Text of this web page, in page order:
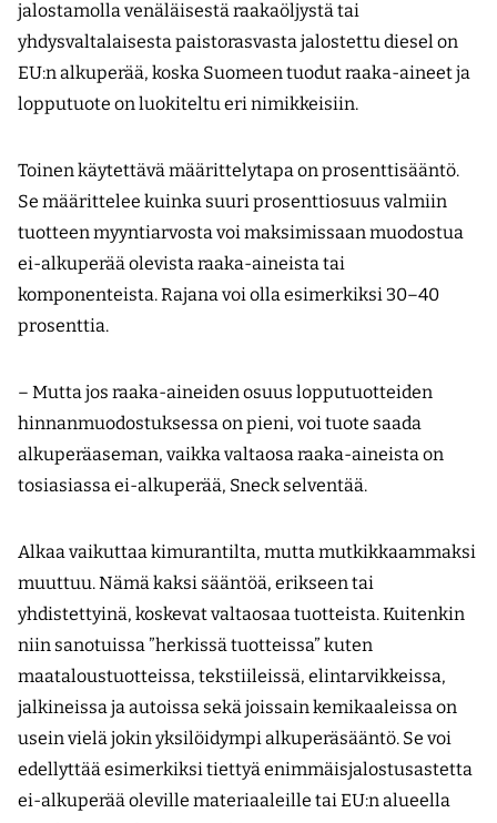
jalostamolla venäläisestä raakaöljystä tai
yhdysvaltalaisesta paistorasvasta jalostettu diesel on
EU:n alkuperää, koska Suomeen tuodut raaka-aineet ja
lopputuote on luokiteltu eri nimikkeisiin.
Toinen käytettävä määrittelytapa on prosenttisääntö.
Se määrittelee kuinka suuri prosenttiosuus valmiin
tuotteen myyntiarvosta voi maksimissaan muodostua
ei-alkuperää olevista raaka-aineista tai
komponenteista. Rajana voi olla esimerkiksi 30–40
prosenttia.
– Mutta jos raaka-aineiden osuus lopputuotteiden
hinnanmuodostuksessa on pieni, voi tuote saada
alkuperäaseman, vaikka valtaosa raaka-aineista on
tosiasiassa ei-alkuperää, Sneck selventää.
Alkaa vaikuttaa kimurantilta, mutta mutkikkaammaksi
muuttuu. Nämä kaksi sääntöä, erikseen tai
yhdistettyinä, koskevat valtaosaa tuotteista. Kuitenkin
niin sanotuissa ”herkissä tuotteissa” kuten
maataloustuotteissa, tekstiileissä, elintarvikkeissa,
jalkineissa ja autoissa sekä joissain kemikaaleissa on
usein vielä jokin yksilöidympi alkuperäsääntö. Se voi
edellyttää esimerkiksi tiettyä enimmäisjalostusastetta
ei-alkuperää oleville materiaaleille tai EU:n alueella